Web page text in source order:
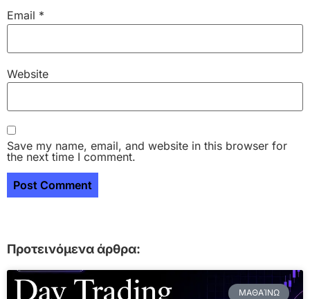
Email *
Website
Save my name, email, and website in this browser for
the next time I comment.
Προτεινόμενα άρθρα:
ΜΑΘΑΊΝΩ